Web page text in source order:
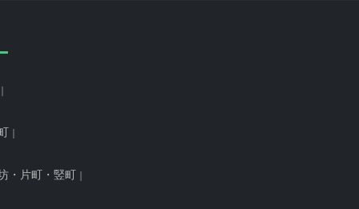
・片町・竪町